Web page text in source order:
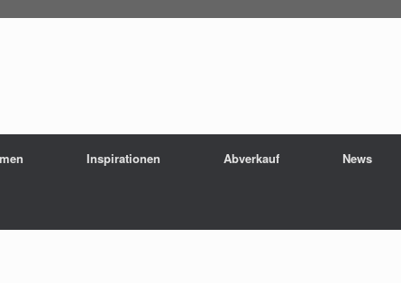
Inspirationen Abverkauf News